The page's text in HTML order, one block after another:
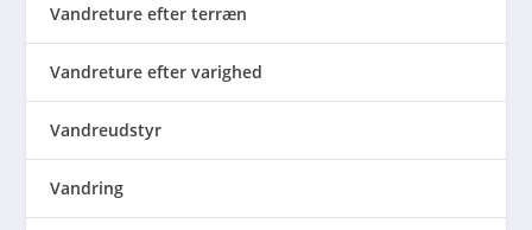
Vandreture efter terræn
Vandreture efter varighed
Vandreudstyr
Vandring